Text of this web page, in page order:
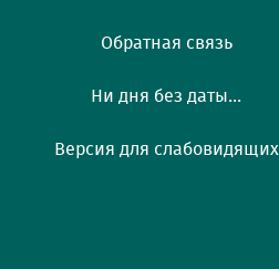
Обратная связь
Ни дня без даты...
Версия для слабовидящих